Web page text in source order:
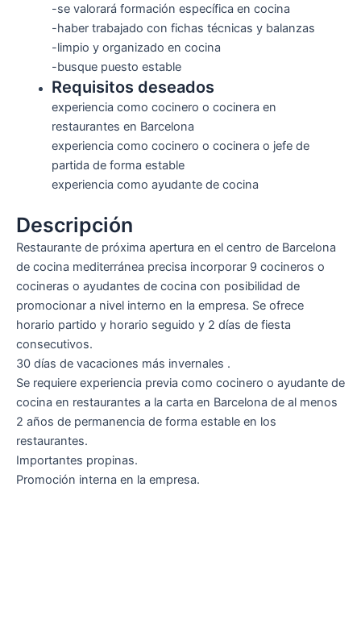
-se valorará formación específica en cocina
-haber trabajado con fichas técnicas y balanzas
-limpio y organizado en cocina
-busque puesto estable
Requisitos deseados
experiencia como cocinero o cocinera en
restaurantes en Barcelona
experiencia como cocinero o cocinera o jefe de
partida de forma estable
experiencia como ayudante de cocina
Descripción
Restaurante de próxima apertura en el centro de Barcelona
de cocina mediterránea precisa incorporar 9 cocineros o
cocineras o ayudantes de cocina con posibilidad de
promocionar a nivel interno en la empresa. Se ofrece
horario partido y horario seguido y 2 días de fiesta
consecutivos.
30 días de vacaciones más invernales .
Se requiere experiencia previa como cocinero o ayudante de
cocina en restaurantes a la carta en Barcelona de al menos
2 años de permanencia de forma estable en los
restaurantes.
Importantes propinas.
Promoción interna en la empresa.